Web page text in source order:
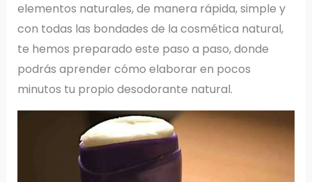
elementos naturales, de manera rápida, simple y
con todas las bondades de la cosmética natural,
te hemos preparado este paso a paso, donde
podrás aprender cómo elaborar en pocos
minutos tu propio desodorante natural.